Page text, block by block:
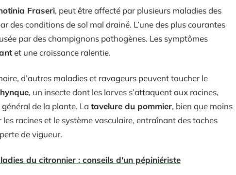
Fraseri, peut être affecté par plusieurs maladies des
des conditions de sol mal drainé. L’une des plus courantes
par des champignons pathogènes. Les symptômes
et une croissance ralentie.
d’autres maladies et ravageurs peuvent toucher le
, un insecte dont les larves s’attaquent aux racines,
de la plante. La tavelure du pommier, bien que moins
racines et le système vasculaire, entraînant des taches
de vigueur.
du citronnier : conseils d'un pépiniériste